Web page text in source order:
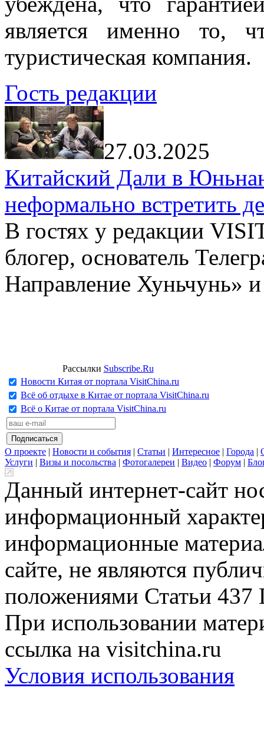
является именно то,
туристическая компания.
Гость редакции
27.03.2025
Китайский Дали в
неформально встретить
В гостях у редакции
блогер, основатель
Направление Хуньчунь»
Рассылки Subscribe.Ru
Новости Китая от портала VisitChina.ru
Всё об отдыхе в Китае от портала VisitChina.ru
Всё о Китае от портала VisitChina.ru
О проекте | Новости и события | Статьи | Интересное | Города |
Услуги | Визы и посольства | Фотогалереи | Видео | Форум |
Данный интернет-сайт
информационный
информационные
сайте, не являются
положениями Статьи 437
При использовании
ссылка на visitchina.ru
Условия использования